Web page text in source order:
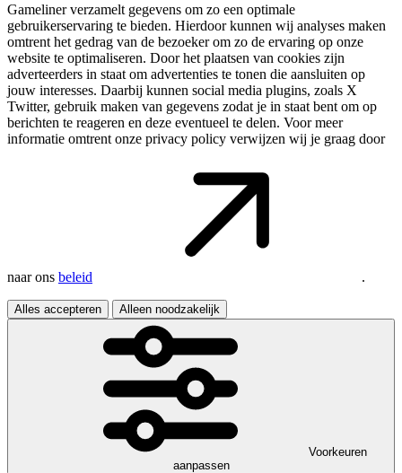
Gameliner verzamelt gegevens om zo een optimale
gebruikerservaring te bieden. Hierdoor kunnen wij analyses maken
omtrent het gedrag van de bezoeker om zo de ervaring op onze
website te optimaliseren. Door het plaatsen van cookies zijn
adverteerders in staat om advertenties te tonen die aansluiten op
jouw interesses. Daarbij kunnen social media plugins, zoals X
Twitter, gebruik maken van gegevens zodat je in staat bent om op
berichten te reageren en deze eventueel te delen. Voor meer
informatie omtrent onze privacy policy verwijzen wij je graag door
naar ons beleid .
Alles accepteren Alleen noodzakelijk
Voorkeuren
aanpassen